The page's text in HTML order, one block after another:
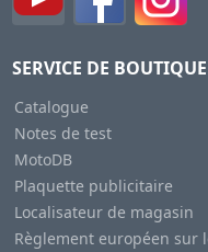
SERVICE DE BOUTIQUE
Catalogue
Notes de test
MotoDB
Plaquette publicitaire
Localisateur de magasin
Règlement européen sur